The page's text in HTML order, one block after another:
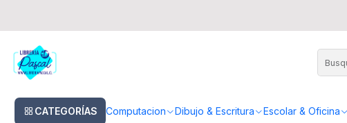
CATEGORÍAS Computacion Dibujo & Escritura Escolar & Oficina